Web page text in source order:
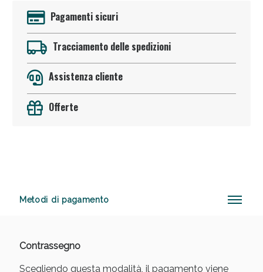
Pagamenti sicuri
Tracciamento delle spedizioni
Assistenza cliente
Offerte
Metodi di pagamento
Contrassegno
Scegliendo questa modalità, il pagamento viene
Sconto fino al 55% disponibile oggi!
Vie Urinarie e Prostata: Sconti fino al 45% oggi!